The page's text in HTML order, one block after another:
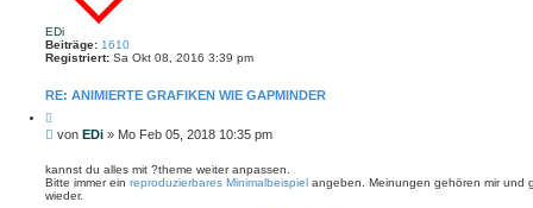
EDi
Beiträge: 1610
Registriert: Sa Okt 08, 2016 3:39 pm
RE: ANIMIERTE GRAFIKEN WIE GAPMINDER
i
t
e
r
e
B
i
t
r
von EDi » Mo Feb 05, 2018 10:35 pm
kannst du alles mit ?theme weiter anpassen.
Bitte immer ein reproduzierbares Minimalbeispiel angeben. Meinungen gehören mir und
wieder.